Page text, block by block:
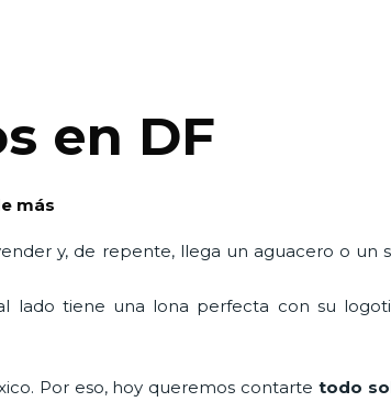
en DF
más
y, de repente, llega un aguacero o un
tiene una lona perfecta con su
Por eso, hoy queremos contarte todo